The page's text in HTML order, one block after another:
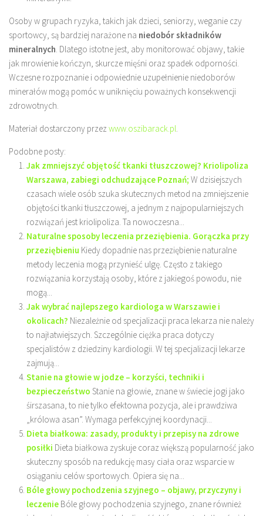
Osoby w grupach ryzyka, takich jak dzieci, seniorzy, weganie czy
sportowcy, są bardziej narażone na niedobór składników
mineralnych. Dlatego istotne jest, aby monitorować objawy, takie
jak mrowienie kończyn, skurcze mięśni oraz spadek odporności.
Wczesne rozpoznanie i odpowiednie uzupełnienie niedoborów
minerałów mogą pomóc w uniknięciu poważnych konsekwencji
zdrowotnych.
Materiał dostarczony przez www.oszibarack.pl.
Podobne posty:
Jak zmniejszyć objętość tkanki tłuszczowej? Kriolipoliza
Warszawa, zabiegi odchudzające Poznań; W dzisiejszych
czasach wiele osób szuka skutecznych metod na zmniejszenie
objętości tkanki tłuszczowej, a jednym z najpopularniejszych
rozwiązań jest kriolipoliza. Ta nowoczesna...
Naturalne sposoby leczenia przeziębienia. Gorączka przy
przeziębieniu Kiedy dopadnie nas przeziębienie naturalne
metody leczenia mogą przynieść ulgę. Często z takiego
rozwiązania korzystają osoby, które z jakiegoś powodu, nie
mogą...
Jak wybrać najlepszego kardiologa w Warszawie i
okolicach? Niezależnie od specjalizacji praca lekarza nie należy
to najłatwiejszych. Szczególnie ciężka praca dotyczy
specjalistów z dziedziny kardiologii. W tej specjalizacji lekarze
zajmują...
Stanie na głowie w jodze – korzyści, techniki i
bezpieczeństwo Stanie na głowie, znane w świecie jogi jako
śirszasana, to nie tylko efektowna pozycja, ale i prawdziwa
„królowa asan”. Wymaga perfekcyjnej koordynacji...
Dieta białkowa: zasady, produkty i przepisy na zdrowe
posiłki Dieta białkowa zyskuje coraz większą popularność jako
skuteczny sposób na redukcję masy ciała oraz wsparcie w
osiąganiu celów sportowych. Opiera się na...
Bóle głowy pochodzenia szyjnego – objawy, przyczyny i
leczenie Bóle głowy pochodzenia szyjnego, znane również